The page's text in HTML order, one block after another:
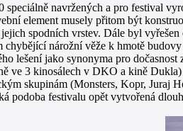
navržených a pro festival
element musely přitom být
spodních vrstev. Dále byl
nárožní věže k hmotě
lešení jako synonyma pro dočasnost
ve 3 kinosálech v DKO a kině
skupinám (Monsters, Kopr, Juraj
podoba festivalu opět vytvořená